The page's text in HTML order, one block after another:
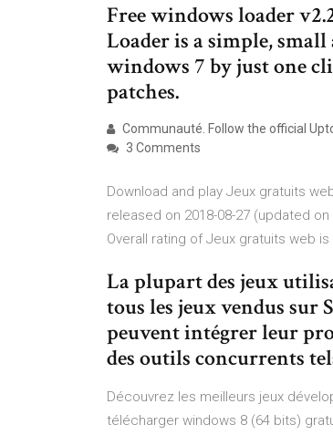
Free windows loader
Loader is a simple,
windows 7 by just one
patches.
Communauté. Follow the official
3 Comments
Download and play Jeux gratuits
released on 2018-08-27 (updated
Overall rating of Jeux gratuits web
La plupart des jeux
tous les jeux vendus sur
peuvent intégrer leur
des outils concurrents
Découvrez les meilleurs jeux
télécharger windows 8 (64 bits)